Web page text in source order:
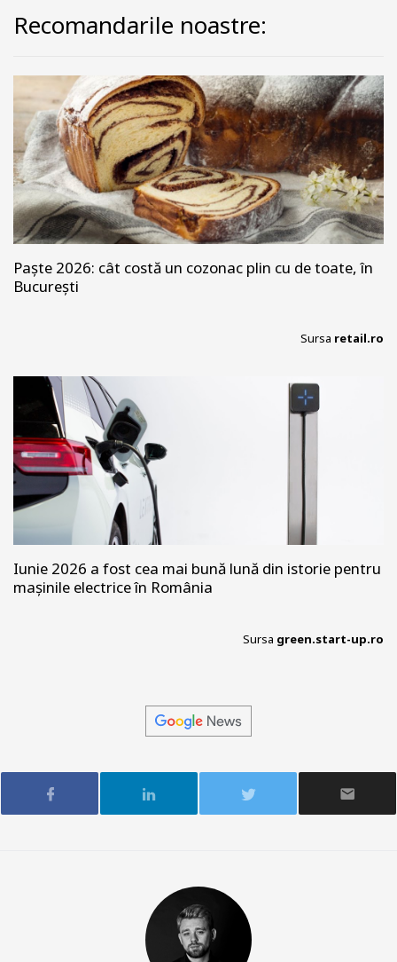
Recomandarile noastre:
Paște 2026: cât costă un cozonac plin cu de toate, în
București
Sursa retail.ro
Iunie 2026 a fost cea mai bună lună din istorie pentru
mașinile electrice în România
Sursa green.start-up.ro